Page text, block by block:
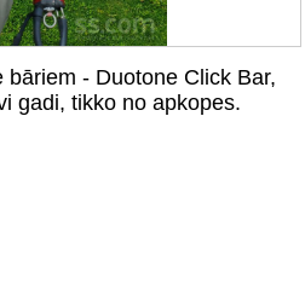
- Duotone Click Bar,
gadi, tikko no apkopes.